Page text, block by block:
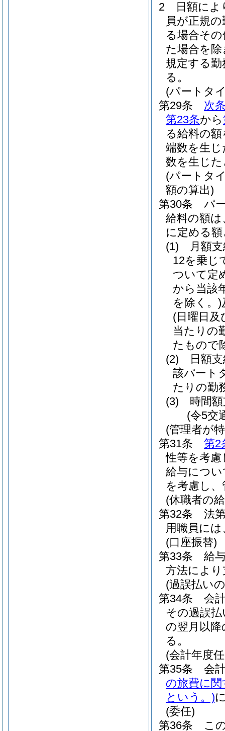
2
日額に
員が正規
る場合そ
た場合を
規定する
る。
(パートタ
第29条
次
第23条から
る給料の
端数を生
数を生じ
(パートタ
額の算出)
第30条
パ
給料の額は
に定める
(1)
月額
12を乗じ
ついて定
から当該
を除く。)
(日曜日及
当たりの
たもので
(2)
日額
該パート
たりの勤
(3)
時間
(令5交
(管理者が
第31条
第2
性等を考
給与につ
を考慮し
(休職者の
第32条
法
用職員に
(口座振替)
第33条
給
方法によ
(過誤払い
第34条
会
その過誤
の翌月以
る。
(会計年度
第35条
会
の旅費に
という。)
(委任)
第36条
こ